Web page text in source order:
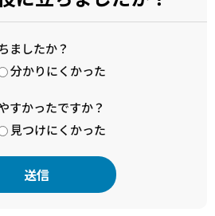
ましたか？
分かりにくかった
すかったですか？
見つけにくかった